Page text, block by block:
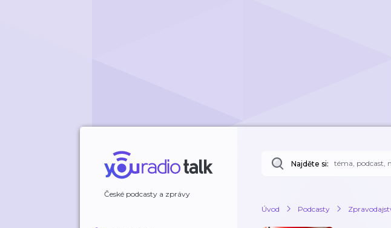
České podcasty a zprávy
Najděte si:
Úvod Podcasty